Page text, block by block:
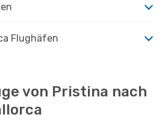
Flughäfen
von Pristina nach